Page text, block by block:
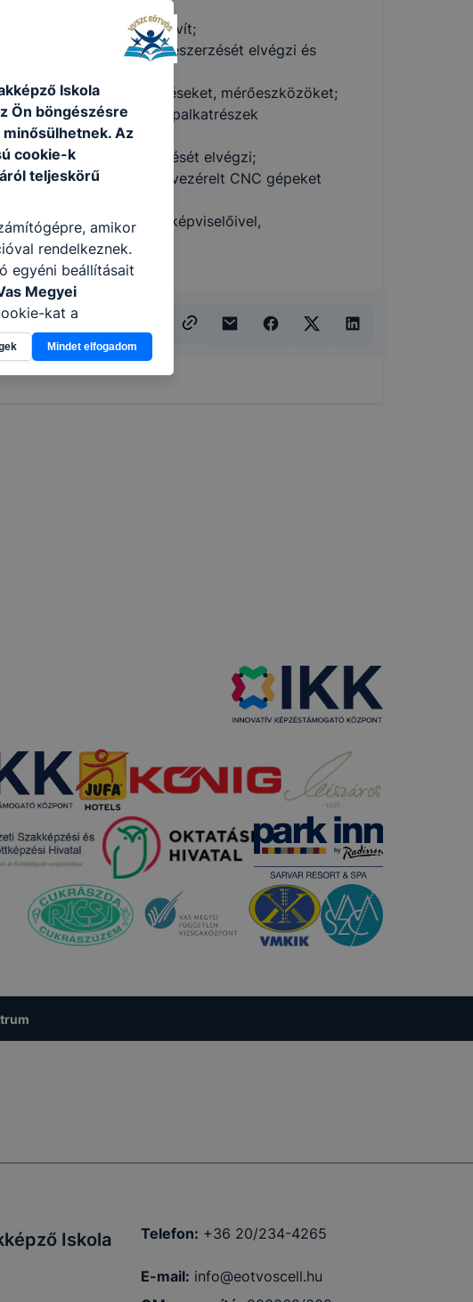
gyárt, beépít, javít;
anyagokat kiválasztja, beszerzését elvégzi és
gépeket, berendezéseket, mérőeszközöket;
a tömör- és lapalkatrészek
helyszíni szerelését elvégzi;
a számítógép által vezérelt CNC gépeket
egyes területeinek képviselőivel,
Iskola Telefon: +36 20/234-4265
E-mail: info@eotvoscell.hu
Iskola
Ön böngészésre
Az
cookie-k
teljeskörű
amikor
rendelkeznek.
egyéni beállításait
Megyei
kat a
hogyan
melyik részeit
biztosítsunk Önnek
Mindet elfogadom